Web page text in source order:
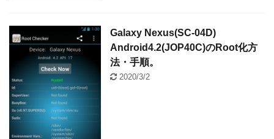
Galaxy Nexus(SC-04D)
Android4.2(JOP40C)のRoot化方
法・手順。
2020/3/2